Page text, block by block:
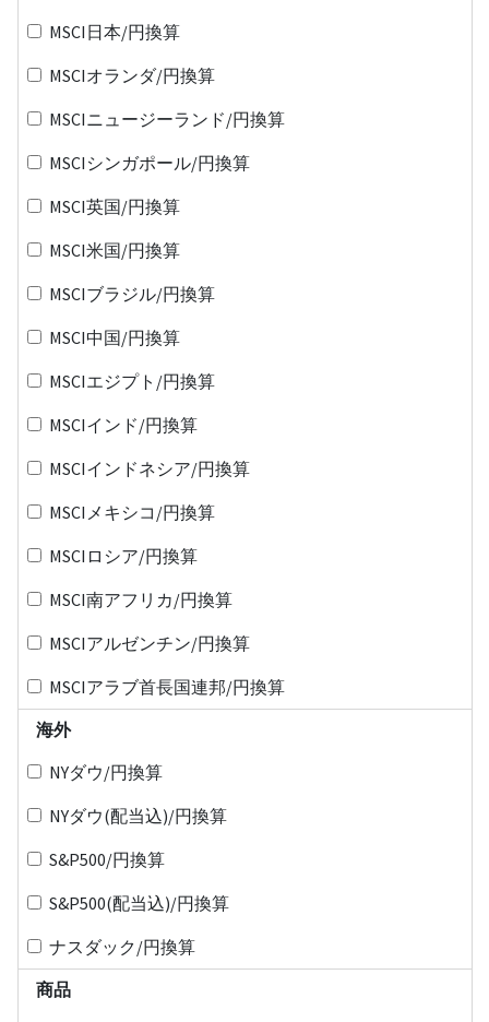
MSCI日本/円換算
MSCIオランダ/円換算
MSCIニュージーランド/円換算
MSCIシンガポール/円換算
MSCI英国/円換算
MSCI米国/円換算
MSCIブラジル/円換算
MSCI中国/円換算
MSCIエジプト/円換算
MSCIインド/円換算
MSCIインドネシア/円換算
MSCIメキシコ/円換算
MSCIロシア/円換算
MSCI南アフリカ/円換算
MSCIアルゼンチン/円換算
MSCIアラブ首長国連邦/円換算
海外
NYダウ/円換算
NYダウ(配当込)/円換算
S&P500/円換算
S&P500(配当込)/円換算
ナスダック/円換算
商品